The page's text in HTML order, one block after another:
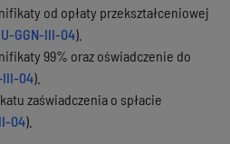
od opłaty przekształceniowej
GGN-III-04).
99% oraz oświadczenie do
III-04).
zaświadczenia o spłacie
04).